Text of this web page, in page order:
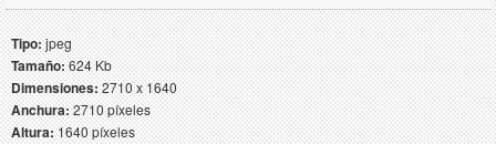
Tipo:jpeg
Tamaño:624 Kb
Dimensiones:2710 x 1640
Anchura:2710 píxeles
Altura:1640 píxeles